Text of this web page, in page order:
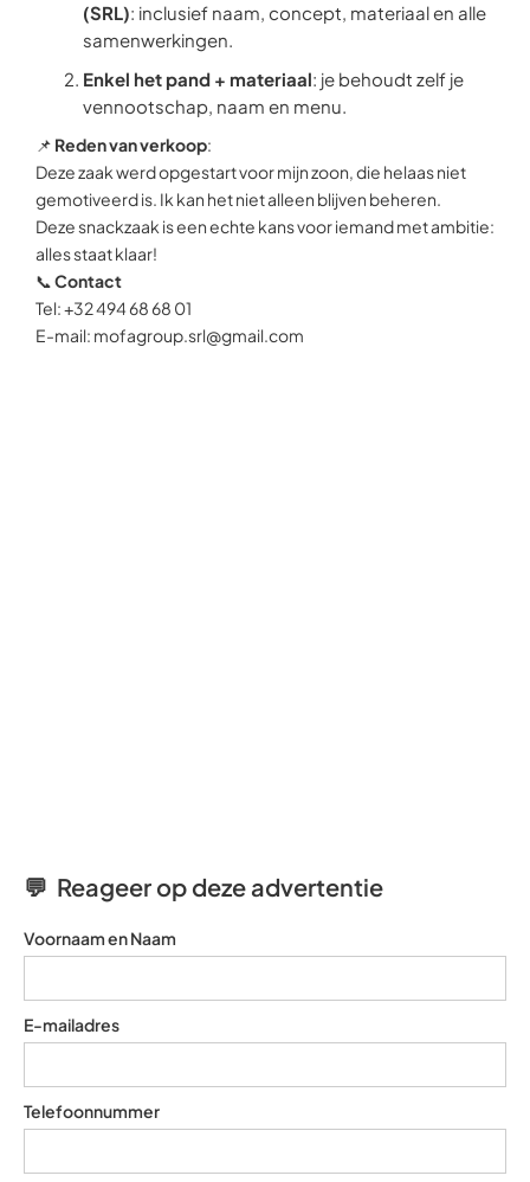
(SRL): inclusief naam, concept, materiaal en alle
samenwerkingen.
Enkel het pand + materiaal: je behoudt zelf je
vennootschap, naam en menu.
📌 Reden van verkoop:
Deze zaak werd opgestart voor mijn zoon, die helaas niet
gemotiveerd is. Ik kan het niet alleen blijven beheren.
Deze snackzaak is een echte kans voor iemand met ambitie:
alles staat klaar!
📞Contact
Tel: +32 494 68 68 01
E-mail: mofagroup.srl@gmail.com
💬 Reageer op deze advertentie
Voornaam en Naam
E-mailadres
Telefoonnummer